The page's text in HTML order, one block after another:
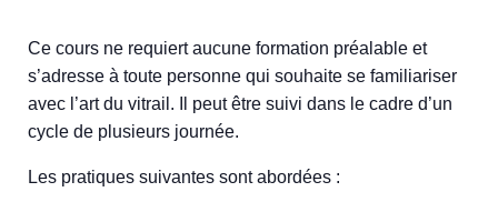
Ce cours ne requiert aucune formation préalable et
s’adresse à toute personne qui souhaite se familiariser
avec l’art du vitrail. Il peut être suivi dans le cadre d’un
cycle de plusieurs journée.
Les pratiques suivantes sont abordées :